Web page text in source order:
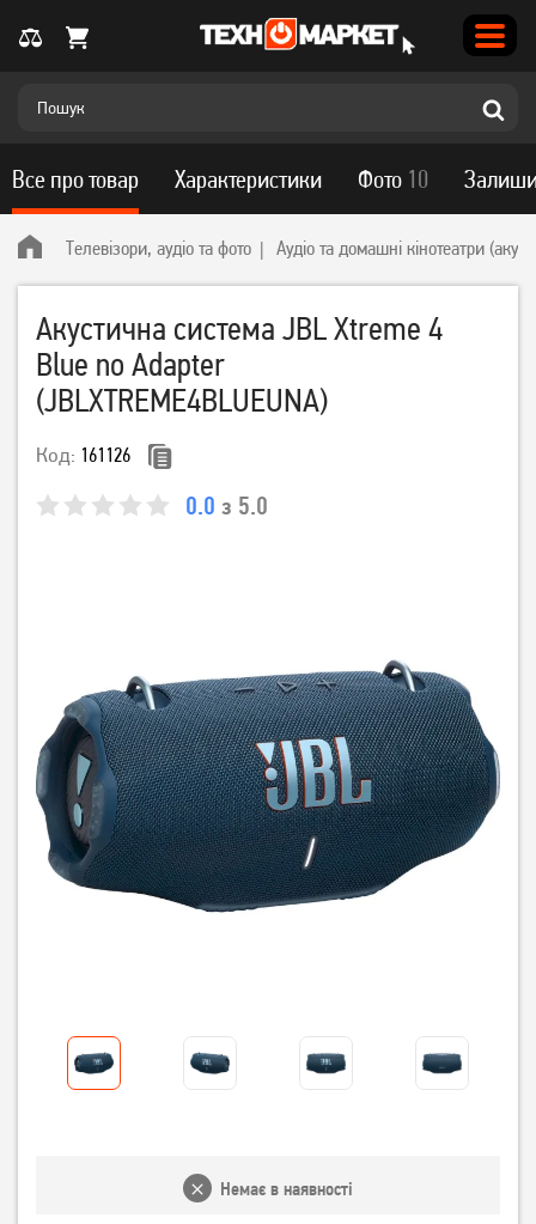
Телевізори, аудіо та фото Аудіо та домашні кінотеатри
Акустична система JBL Xtreme 4
Blue no Adapter
(JBLXTREME4BLUEUNA)
Код: 161126
0.0 з 5.0
Все про товар Характеристики Фото 10
Немає в наявності